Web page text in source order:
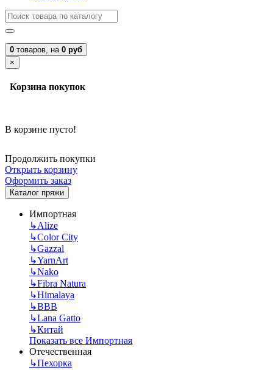
0 товаров, на 0 руб
×
Корзина покупок
В корзине пусто!
Продолжить покупки
Открыть корзину
Оформить заказ
Каталог пряжи
Импортная
↳Alize
↳Color City
↳Gazzal
↳YarnArt
↳Nako
↳Fibra Natura
↳Himalaya
↳BBB
↳Lana Gatto
↳Китай
Показать все Импортная
Отечественная
↳Пехорка